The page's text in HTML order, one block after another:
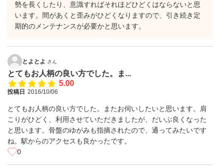
勢を長くしたり、意識すればそれほどひどくはならないと思
います。間があくと歪みがひどくなりますので、引き続き定
期的のメンテナンスが必要かと思います。
とよとよ さん
とてもお人柄の良い方でした。ま...
5.00
投稿日 2016/10/06
とてもお人柄の良い方でした。またお伺いしたいと思います。肩
こりがひどく、利用させていただきましたが、だいぶ良くなった
と思います。骨盤のゆがみも指摘されたので、通ってみたいです
ね。駅からのアクセスも良かったです。
0